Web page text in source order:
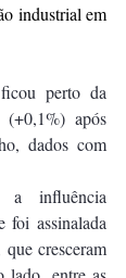
industrial em
perto da
(+0,1%) após
dados com
a influência
foi assinalada
cresceram